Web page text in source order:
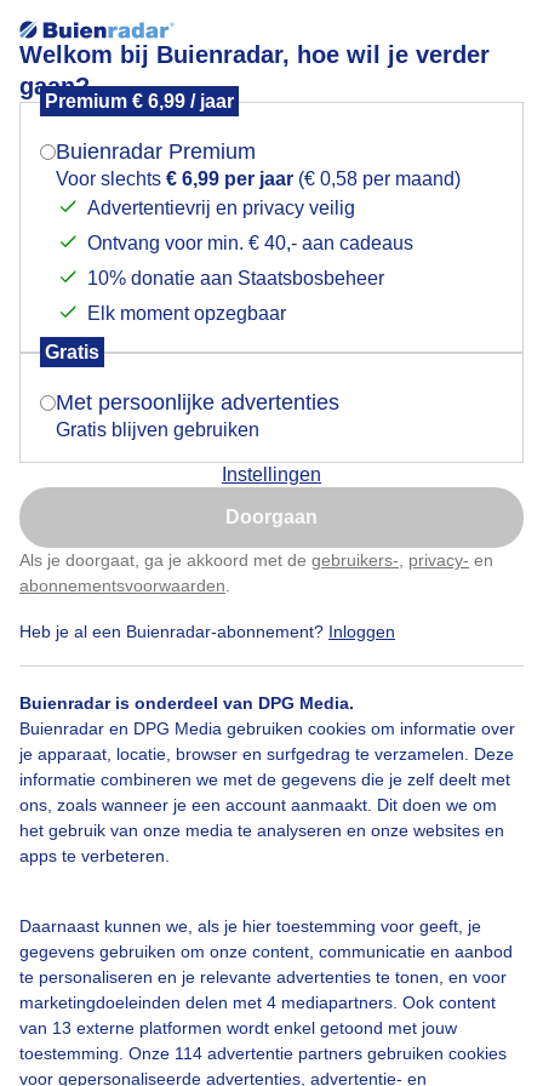
Welkom bij Buienradar, hoe wil je verder
gaan?
Premium € 6,99 / jaar
Buienradar Premium
Voor slechts € 6,99 per jaar (€ 0,58 per maand)
Advertentievrij en privacy veilig
Ontvang voor min. € 40,- aan cadeaus
10% donatie aan Staatsbosbeheer
Elk moment opzegbaar
Gratis
Met persoonlijke advertenties
Gratis blijven gebruiken
Instellingen
Doorgaan
Als je doorgaat, ga je akkoord met de gebruikers- privacy- en
abonnementsvoorwaarden
Heb je al een Buienradar-abonnement? Inloggen
Buienradar is onderdeel van DPG Media.
Buienradar en DPG Media gebruiken cookies om informatie over
je apparaat, locatie, browser en surfgedrag te verzamelen. Deze
informatie combineren we met de gegevens die je zelf deelt met
ons, zoals wanneer je een account aanmaakt. Dit doen we om
het gebruik van onze media te analyseren en onze websites en
apps te verbeteren.
Daarnaast kunnen we, als je hier toestemming voor geeft, je
gegevens gebruiken om onze content, communicatie en aanbod
te personaliseren en je relevante advertenties te tonen, en voor
marketingdoeleinden delen met 4 mediapartners. Ook content
van 13 externe platformen wordt enkel getoond met jouw
toestemming. Onze 114 advertentie partners gebruiken cookies
voor gepersonaliseerde advertenties, advertentie- en
frissewind
Een moment geduld aub...
Populaire categorieën
Lente
Zomer
Over Buienradar
Bedrijfsgegevens
Veelgestelde vragen
Contact
Toegankelijkheid
Buienradar Team
Privacy beleid
Cookie beleid
Privacy instellingen
Mogen we je locatie gebruiken voor het
Indien je hier nog geen akkoord op hebt gegeven,
verschijnt er zo een pop-up uit je browser waarin
Is goed, toon de popup
Nu niet, misschien later
Klik hierom dit aan te passen